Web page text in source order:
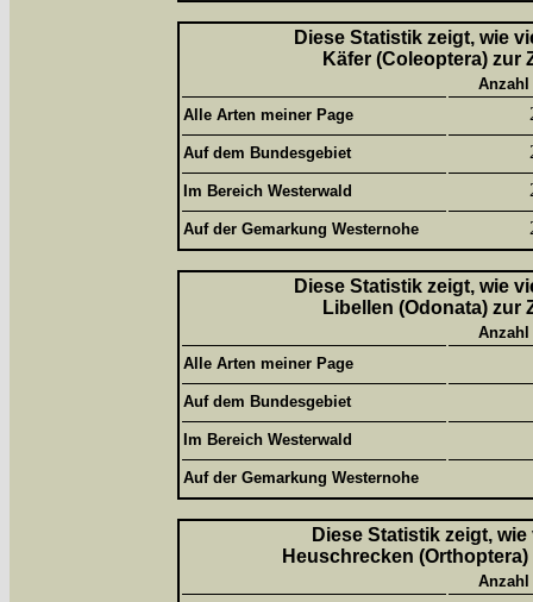
Diese Statistik zeigt, wie
Käfer (Coleoptera) zur
Alle Arten meiner Page
Auf dem Bundesgebiet
Im Bereich Westerwald
Auf der Gemarkung Westernohe
Diese Statistik zeigt, wie
Libellen (Odonata) zur
Alle Arten meiner Page
Auf dem Bundesgebiet
Im Bereich Westerwald
Auf der Gemarkung Westernohe
Diese Statistik zeigt,
Heuschrecken